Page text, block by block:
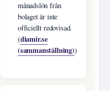
månadslön från
bolaget är inte
officiellt redovisad.
(diamir.se
(sammanställning))